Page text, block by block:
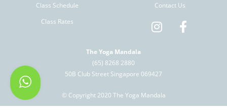
Class Schedule
Class Rates
Contact Us
The Yoga Mandala
(65) 8268 2880
50B Club Street Singapore 069427
© Copyright 2020 The Yoga Mandala